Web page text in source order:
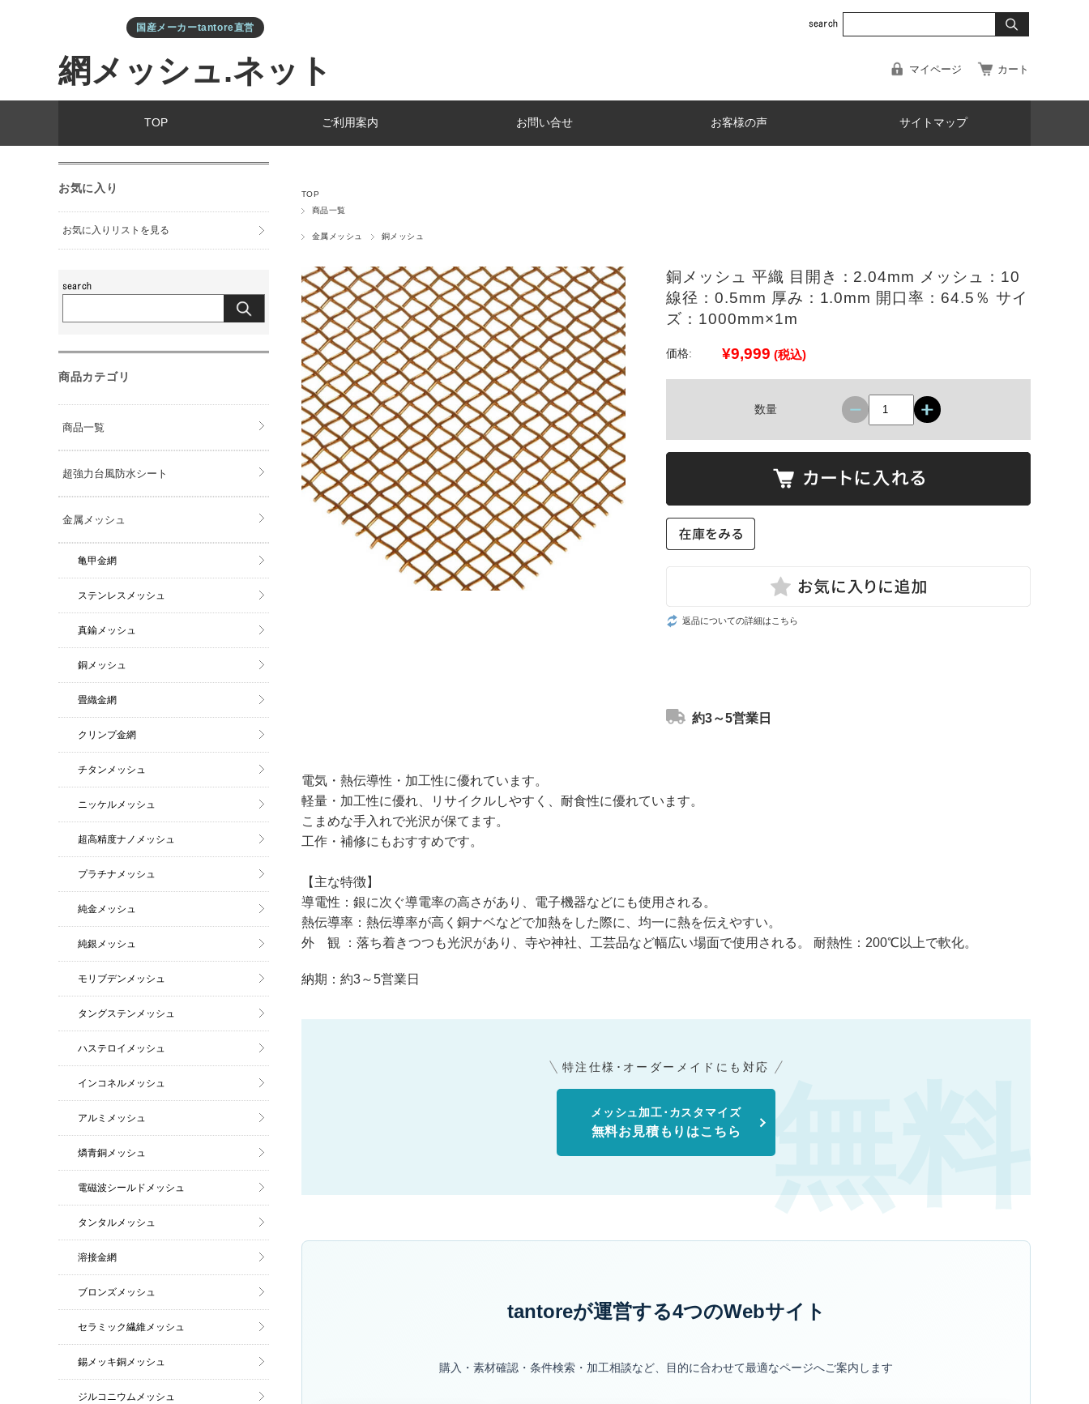
網メッシュ.ネット
国産メーカーtantore直営
マイページ カート
TOP ご利用案内 お問い合せ お客様の声 サイトマップ
TOP
商品一覧
金属メッシュ 銅メッシュ
銅メッシュ 平織 目開き：2.04mm メッシュ：10
線径：0.5mm 厚み：1.0mm 開口率：64.5％ サイ
ズ：1000mm×1m
価格: ¥9,999 (税込)
数量
返品についての詳細はこちら
約3～5営業日
電気・熱伝導性・加工性に優れています。
軽量・加工性に優れ、リサイクルしやすく、耐食性に優れています。
こまめな手入れで光沢が保てます。
工作・補修にもおすすめです。
【主な特徴】
導電性：銀に次ぐ導電率の高さがあり、電子機器などにも使用される。
熱伝導率：熱伝導率が高く銅ナベなどで加熱をした際に、均一に熱を伝えやすい。
外 観 ：落ち着きつつも光沢があり、寺や神社、工芸品など幅広い場面で使用される。 耐熱性：200℃以上で軟化。
納期：約3～5営業日
メッシュ加工･カスタマイズ
無料お見積もりはこちら
特注仕様･オーダーメイドにも対応
tantoreが運営する4つのWebサイト
購入・素材確認・条件検索・加工相談など、目的に合わせて最適なページへご案内します
お気に入り
お気に入りリストを見る
商品カテゴリ
商品一覧
超強力台風防水シート
金属メッシュ
亀甲金網
ステンレスメッシュ
真鍮メッシュ
銅メッシュ
畳織金網
クリンプ金網
チタンメッシュ
ニッケルメッシュ
超高精度ナノメッシュ
プラチナメッシュ
純金メッシュ
純銀メッシュ
モリブデンメッシュ
タングステンメッシュ
ハステロイメッシュ
インコネルメッシュ
アルミメッシュ
燐青銅メッシュ
電磁波シールドメッシュ
タンタルメッシュ
溶接金網
ブロンズメッシュ
セラミック繊維メッシュ
錫メッキ銅メッシュ
ジルコニウムメッシュ